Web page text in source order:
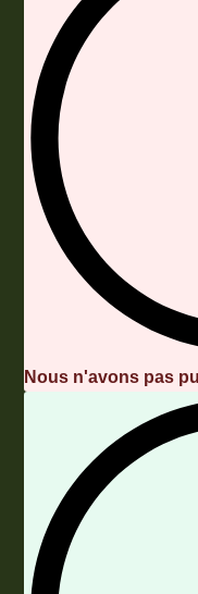
Nous n'avons pas